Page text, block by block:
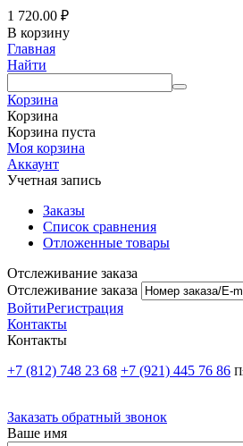
1 720.00 ₽
В корзину
Главная
Найти
Корзина
Корзина
Корзина пуста
Моя корзина
Аккаунт
Учетная запись
Заказы
Список сравнения
Отложенные товары
Отслеживание заказа
Отслеживание заказа
ВойтиРегистрация
Контакты
Контакты
+7 (812) 748 23 68 +7 (921) 445 76 86
Заказать обратный звонок
Ваше имя